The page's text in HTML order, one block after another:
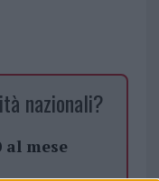
nazionali?
al mese